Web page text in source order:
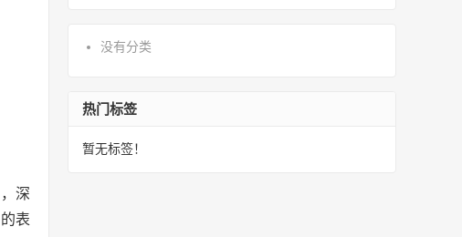
深
表
没有分类
热门标签
暂无标签！